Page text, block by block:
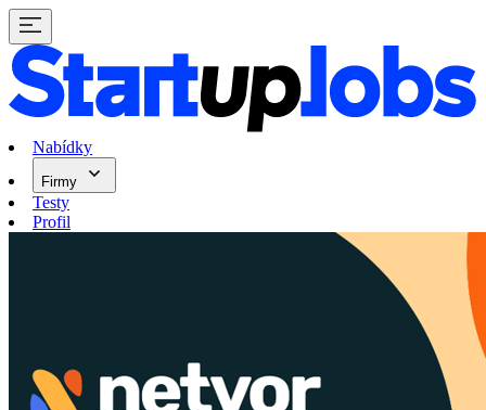
Nabídky
Firmy
Testy
Profil